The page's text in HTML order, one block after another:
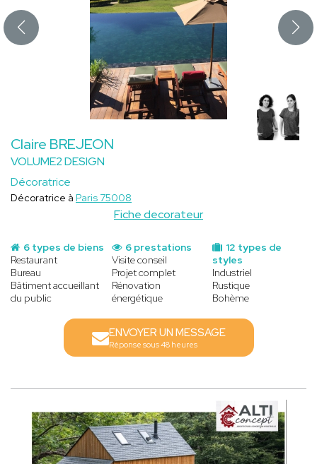
Claire BREJEON
VOLUME2 DESIGN
Décoratrice
Fiche decorateur
Décoratrice à Paris 75008
6 types de biens
Restaurant
Bureau
Bâtiment accueillant
du public
12 types de
styles
Industriel
Rustique
Bohème
6 prestations
Visite conseil
Projet complet
Rénovation
énergétique
ENVOYER UN MESSAGE
Réponse sous 48 heures